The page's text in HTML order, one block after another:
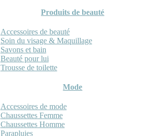
Produits de beauté
Accessoires de beauté
Soin du visage & Maquillage
Savons et bain
Beauté pour lui
Trousse de toilette
Mode
Accessoires de mode
Chaussettes Femme
Chaussettes Homme
Parapluies